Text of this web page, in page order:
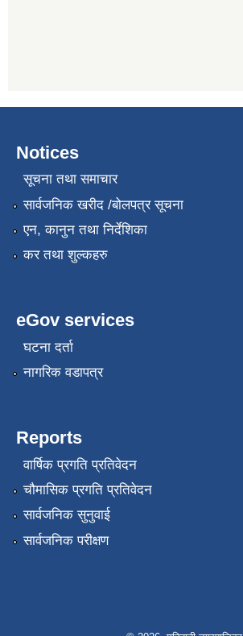
Notices
सूचना तथा समाचार
सार्वजनिक खरीद /बोलपत्र सूचना
एन, कानुन तथा निर्देशिका
कर तथा शुल्कहरु
eGov services
घटना दर्ता
नागरिक वडापत्र
Reports
वार्षिक प्रगति प्रतिवेदन
चौमासिक प्रगति प्रतिवेदन
सार्वजनिक सुनुवाई
सार्वजनिक परीक्षण